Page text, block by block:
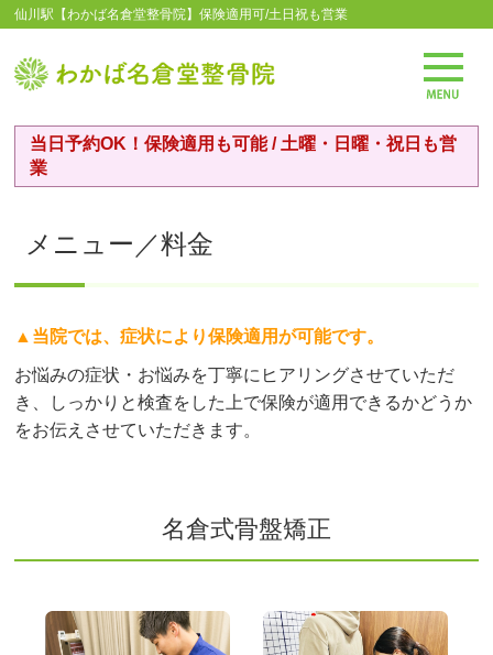
仙川駅【わかば名倉堂整骨院】保険適用可/土日祝も営業
当日予約OK！保険適用も可能 / 土曜・日曜・祝日も営
業
メニュー／料金
▲当院では、症状により保険適用が可能です。
お悩みの症状・お悩みを丁寧にヒアリングさせていただ
き、しっかりと検査をした上で保険が適用できるかどうか
をお伝えさせていただきます。
名倉式骨盤矯正